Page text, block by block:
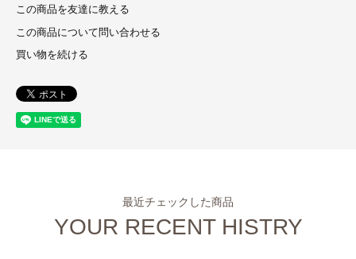
この商品を友達に教える
この商品について問い合わせる
買い物を続ける
最近チェックした商品
YOUR RECENT HISTRY